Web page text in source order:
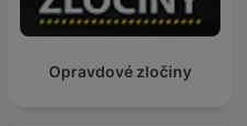
Opravdové zločiny